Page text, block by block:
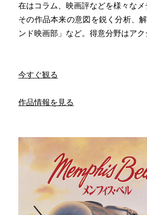
在はコラム、映画評などを様々な
その作品本来の意図を鋭く分析、
ンド映画部」など。得意分野はアク
今すぐ観る
作品情報を見る